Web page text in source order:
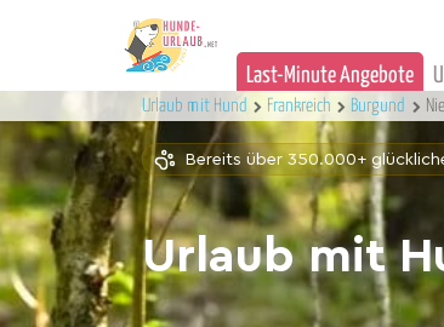
Last-Minute Angebote
Urlaub mit Hund Frankreich Burgund
Bereits über 350.000+
Urlaub mit